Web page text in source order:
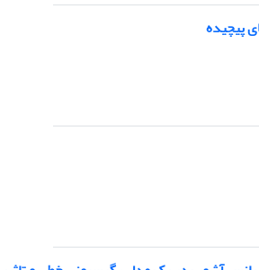
پیچیده